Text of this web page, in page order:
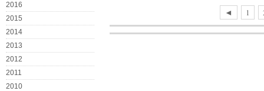
2016
2015
2014
2013
2012
2011
2010
◄ 1